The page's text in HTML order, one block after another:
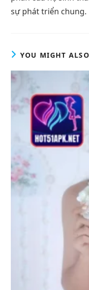
sự phát triển chung.
YOU MIGHT